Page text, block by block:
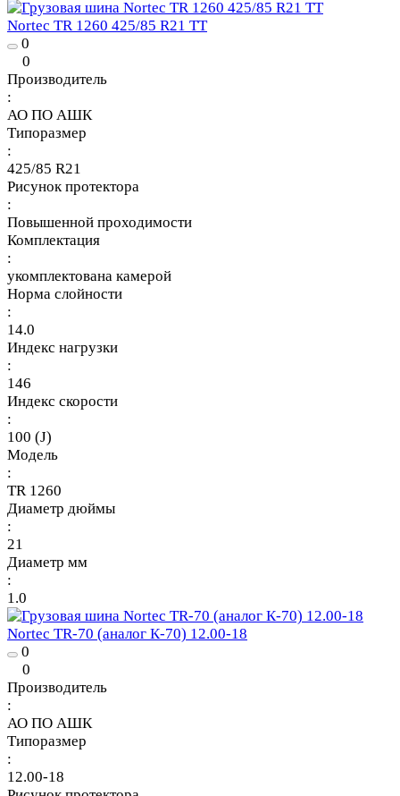
Nortec TR 1260 425/85 R21 TT
0
0
Производитель
:
АО ПО АШК
Типоразмер
:
425/85 R21
Рисунок протектора
:
Повышенной проходимости
Комплектация
:
укомплектована камерой
Норма слойности
:
14.0
Индекс нагрузки
:
146
Индекс скорости
:
100 (J)
Модель
:
TR 1260
Диаметр дюймы
:
21
Диаметр мм
:
1.0
Nortec TR-70 (аналог К-70) 12.00-18
0
0
Производитель
:
АО ПО АШК
Типоразмер
:
12.00-18